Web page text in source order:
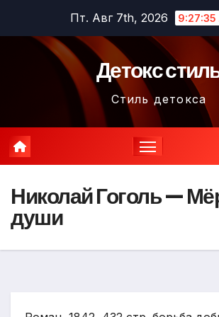
содержимому
Пт. Авг 7th, 2026 9:27:36
Детокс
Стиль детокса
Николай Гоголь —
души